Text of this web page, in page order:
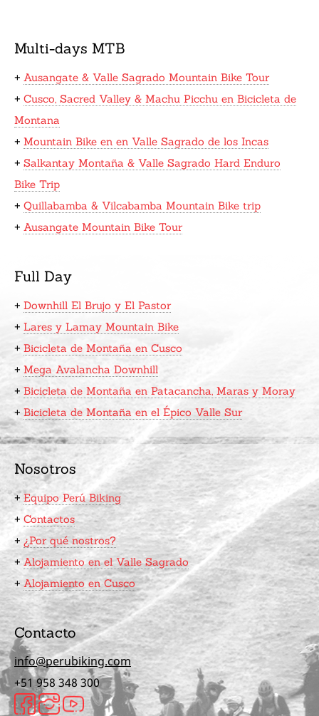
Multi-days MTB
+ Ausangate & Valle Sagrado Mountain Bike Tour
+ Cusco, Sacred Valley & Machu Picchu en Bicicleta de
Montana
+ Mountain Bike en en Valle Sagrado de los Incas
+ Salkantay Montaña & Valle Sagrado Hard Enduro
Bike Trip
+ Quillabamba & Vilcabamba Mountain Bike trip
+ Ausangate Mountain Bike Tour
Full Day
+ Downhill El Brujo y El Pastor
+ Lares y Lamay Mountain Bike
+ Bicicleta de Montaña en Cusco
+ Mega Avalancha Downhill
+ Bicicleta de Montaña en Patacancha, Maras y Moray
+ Bicicleta de Montaña en el Épico Valle Sur
Nosotros
+Equipo Perú Biking
+ Contactos
+ ¿Por qué nostros?
+Alojamiento en el Valle Sagrado
+Alojamiento en Cusco
Contacto
info@perubiking.com
+51 958 348 300